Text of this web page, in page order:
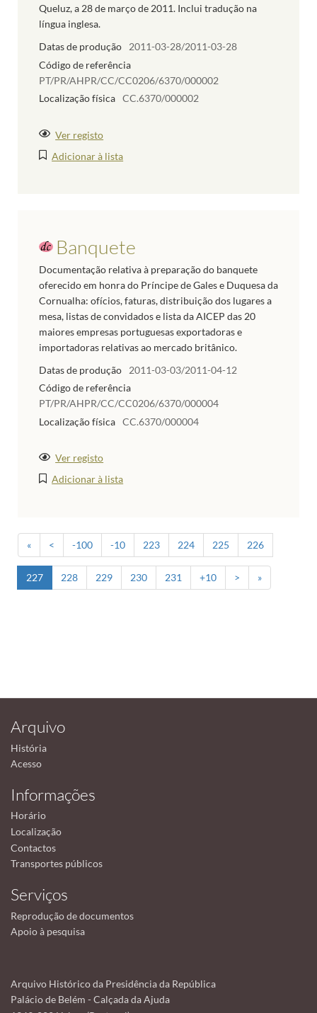
Queluz, a 28 de março de 2011. Inclui tradução na
língua inglesa.
Datas de produção
2011-03-28/2011-03-28
Código de referência
PT/PR/AHPR/CC/CC0206/6370/000002
Localização física CC.6370/000002
Ver registo
Adicionar à lista
Banquete
Documentação relativa à preparação do banquete
oferecido em honra do Príncipe de Gales e Duquesa da
Cornualha: ofícios, faturas, distribuição dos lugares a
mesa, listas de convidados e lista da AICEP das 20
maiores empresas portuguesas exportadoras e
importadoras relativas ao mercado britânico.
Datas de produção
2011-03-03/2011-04-12
Código de referência
PT/PR/AHPR/CC/CC0206/6370/000004
Localização física CC.6370/000004
Ver registo
Adicionar à lista
« < -100 -10 223 224 225 226
227 228 229 230 231 +10 > »
Arquivo
História
Acesso
Informações
Horário
Localização
Contactos
Transportes públicos
Serviços
Reprodução de documentos
Apoio à pesquisa
Arquivo Histórico da Presidência da República
Palácio de Belém - Calçada da Ajuda